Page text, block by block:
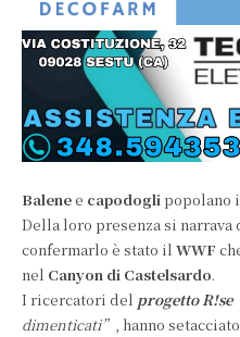
Balenee capodoglipopolano
Della loro presenza si narrava
confermarlo è stato il WWF
nel Canyon di Castelsardo.
I ricercatori del progetto R!se
dimenticati” , hanno